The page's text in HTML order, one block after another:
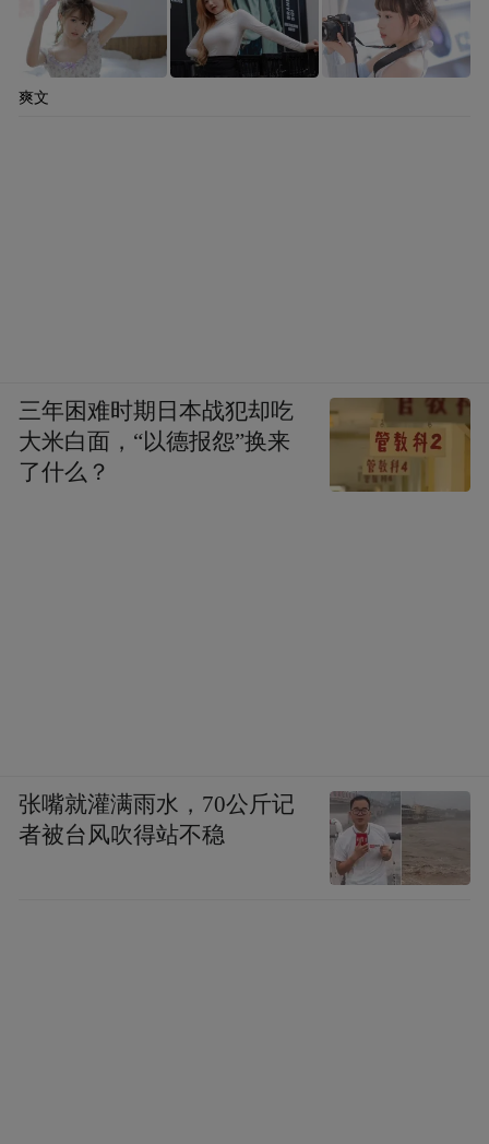
爽文
三年困难时期日本战犯却吃
大米白面，“以德报怨”换来
了什么？
张嘴就灌满雨水，70公斤记
者被台风吹得站不稳